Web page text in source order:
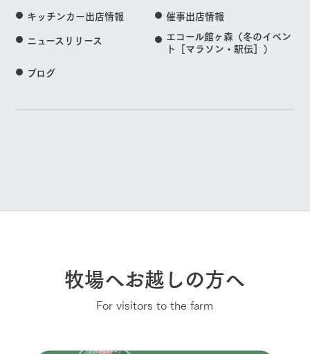
キッチンカー出店情報
催事出店情報
ニュースリリース
エコール館ヶ森（冬のイベン
ト［マラソン・駅伝］）
ブログ
牧場へお越しの方へ
For visitors to the farm